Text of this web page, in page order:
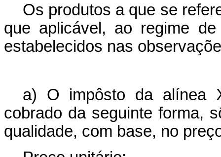
Os produtos a que se
que aplicável, ao regime
estabelecidos nas
a) O impôsto da alínea
cobrado da seguinte forma,
qualidade, com base, no